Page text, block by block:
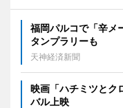
福岡パルコで「辛
タンプラリーも
天神経済新聞
映画「ハチミツとク
バル上映